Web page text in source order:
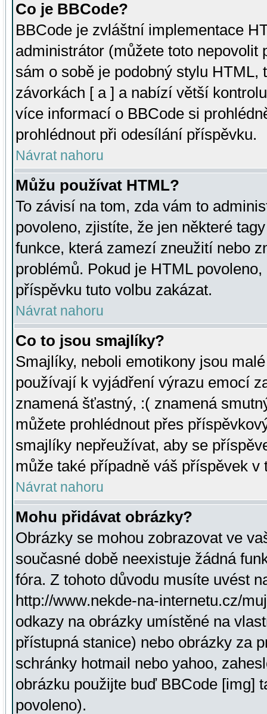
Co je BBCode?
BBCode je zvláštní implementace
administrátor (můžete toto
sám o sobě je podobný stylu HTML,
závorkách [ a ] a nabízí větší
více informací o BBCode si
prohlédnout při odesílání příspěvku.
Návrat nahoru
Můžu používat HTML?
To závisí na tom, zda vám to
povoleno, zjistíte, že jen některé
funkce, která zamezí zneužití nebo
problémů. Pokud je HTML
příspěvku tuto volbu zakázat.
Návrat nahoru
Co to jsou smajlíky?
Smajlíky, neboli emotikony jsou
používají k vyjádření výrazu emocí
znamená šťastný, :( znamená
můžete prohlédnout přes
smajlíky nepřeužívat, aby se
může také případně váš příspěvek v
Návrat nahoru
Mohu přidávat obrázky?
Obrázky se mohou zobrazovat ve
současné době neexistuje žádná
fóra. Z tohoto důvodu musíte uvést
http://www.nekde-na-internetu.cz/
odkazy na obrázky umístěné na
přístupná stanice) nebo obrázky za
schránky hotmail nebo yahoo,
obrázku použijte buď BBCode [img]
povoleno).